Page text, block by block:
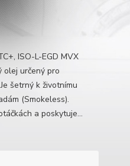
ISO-L-EGD MVX
olej určený pro
šetrný k životnímu
(Smokeless).
a poskytuje...